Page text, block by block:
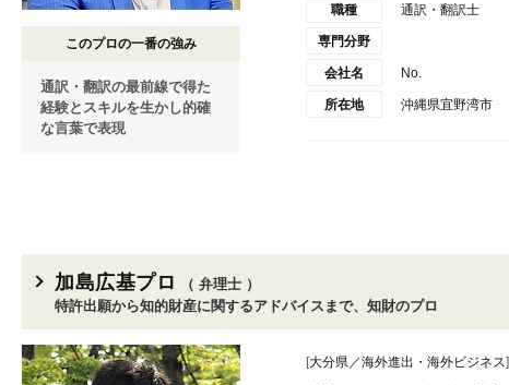
このプロの一番の強み
通訳・翻訳の最前線で得た
経験とスキルを生かし的確
な言葉で表現
職種 通訳・翻訳士
専門分野
会社名 No.
所在地 沖縄県宜野湾市
加島広基プロ
（ 弁理士 ）
特許出願から知的財産に関するアドバイスまで、知財のプロ
[大分県／海外進出・海外ビジネス]